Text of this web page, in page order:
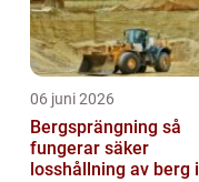
06 juni 2026
Bergsprängning så
fungerar säker
losshållning av berg i